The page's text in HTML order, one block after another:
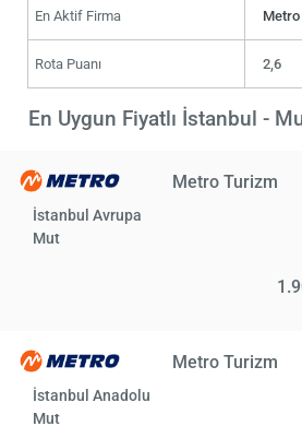
En Aktif Firma
Rota Puanı 2,6
En Uygun Fiyatlı İstanbul -
Metro Turizm
İstanbul Avrupa
Mut
Metro Turizm
İstanbul Anadolu
Mut